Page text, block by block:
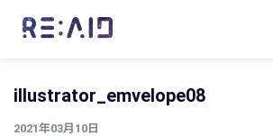
illustrator_emvelope08
2021年03月10日